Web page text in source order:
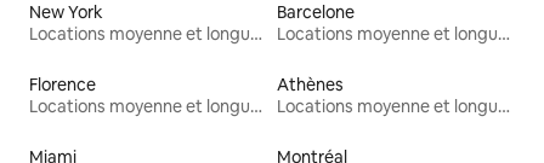
New York
Locations moyenne et longue durée
Barcelone
Locations moyenne et longue durée
Florence
Locations moyenne et longue durée
Athènes
Locations moyenne et longue durée
Miami
Montréal